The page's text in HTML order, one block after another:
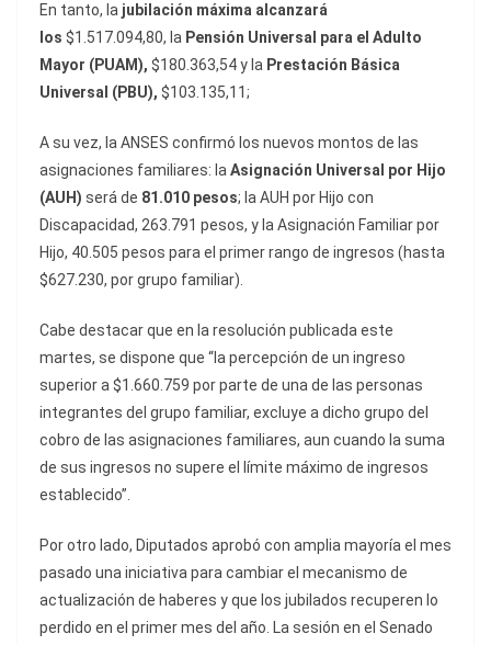
En tanto, la jubilación máxima alcanzará
los $1.517.094,80, la Pensión Universal para el Adulto
Mayor (PUAM), $180.363,54 y la Prestación Básica
Universal (PBU), $103.135,11;
A su vez, la ANSES confirmó los nuevos montos de las
asignaciones familiares: laAsignación Universal por Hijo
(AUH) será de 81.010 pesos; la AUH por Hijo con
Discapacidad, 263.791 pesos, y la Asignación Familiar por
Hijo, 40.505 pesos para el primer rango de ingresos (hasta
$627.230, por grupo familiar).
Cabe destacar que en la resolución publicada este
martes, se dispone que “la percepción de un ingreso
superior a $1.660.759 por parte de una de las personas
integrantes del grupo familiar, excluye a dicho grupo del
cobro de las asignaciones familiares, aun cuando la suma
de sus ingresos no supere el límite máximo de ingresos
establecido”.
Por otro lado, Diputados aprobó con amplia mayoría el mes
pasado una iniciativa para cambiar el mecanismo de
actualización de haberes y que los jubilados recuperen lo
perdido en el primer mes del año. La sesión en el Senado